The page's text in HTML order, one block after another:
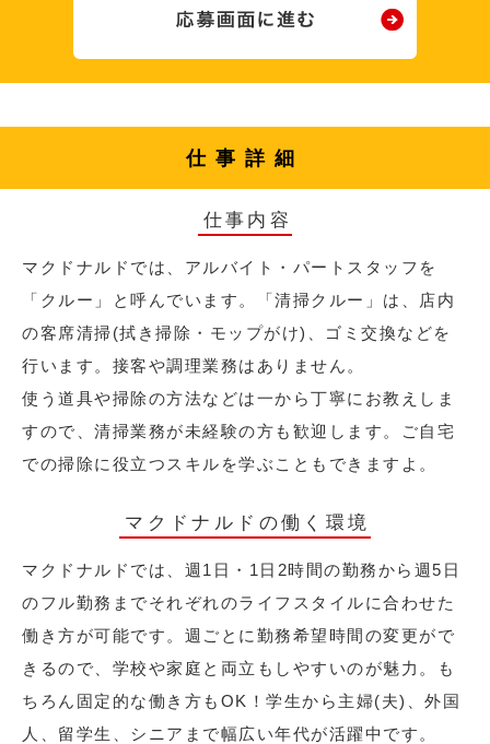
仕事詳細
仕事内容
マクドナルドでは、アルバイト・パートスタッフを
「クルー」と呼んでいます。「清掃クルー」は、店内
の客席清掃(拭き掃除・モップがけ)、ゴミ交換などを
行います。接客や調理業務はありません。
使う道具や掃除の方法などは一から丁寧にお教えしま
すので、清掃業務が未経験の方も歓迎します。ご自宅
での掃除に役立つスキルを学ぶこともできますよ。
マクドナルドの働く環境
マクドナルドでは、週1日・1日2時間の勤務から週5日
のフル勤務までそれぞれのライフスタイルに合わせた
働き方が可能です。週ごとに勤務希望時間の変更がで
きるので、学校や家庭と両立もしやすいのが魅力。も
ちろん固定的な働き方もOK！学生から主婦(夫)、外国
人、留学生、シニアまで幅広い年代が活躍中です。